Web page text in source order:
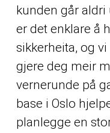
kunden går aldri
er det enklare å
sikkerheita, og
gjere deg meir
vernerunde på
base i Oslo
planlegge en